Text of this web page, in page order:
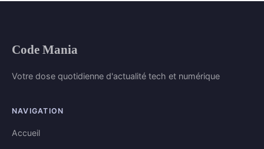
Code Mania
Votre dose quotidienne d'actualité tech et numérique
NAVIGATION
Accueil